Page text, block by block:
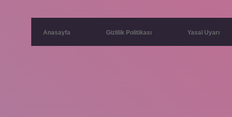
Anasayfa Gizlilik Politikası Yasal Uyarı